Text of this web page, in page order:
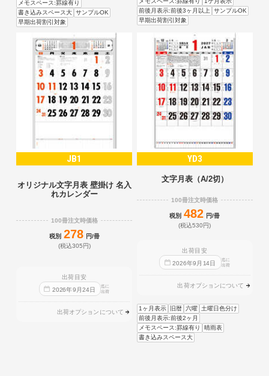
メモスペース:罫線有り
書き込みスペース大 サンプルOK
早期出荷割引対象
前後月表示:前後3ヶ月以上
サンプルOK
早期出荷割引対象
JB1
オリジナル文字月表 壁掛け 名入
れカレンダー
100冊注文時価格
税別 278 円/冊
(税込305円)
出荷目安
2026年9 月24日
迄に
出荷
出荷オプションについて
YD3
文字月表（A/2切）
100冊注文時価格
税別 482 円/冊
(税込530円)
出荷目安
2026年9 月 14日
迄に
出荷
出荷オプションについて
1ヶ月表示 旧暦 六曜
土曜日色分け
前後月表示:前後2ヶ月
メモスペース:罫線有り
晴雨表
書き込みスペース大